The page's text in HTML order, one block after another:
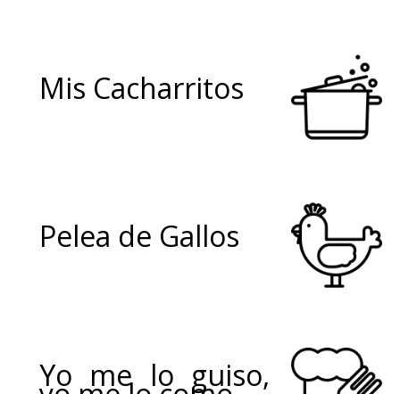
Mis Cacharritos
Pelea de Gallos
Yo me lo guiso,